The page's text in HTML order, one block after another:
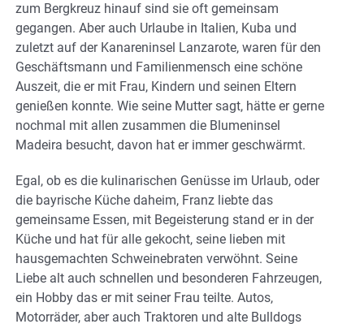
zum Bergkreuz hinauf sind sie oft gemeinsam
gegangen. Aber auch Urlaube in Italien, Kuba und
zuletzt auf der Kanareninsel Lanzarote, waren für den
Geschäftsmann und Familienmensch eine schöne
Auszeit, die er mit Frau, Kindern und seinen Eltern
genießen konnte. Wie seine Mutter sagt, hätte er gerne
nochmal mit allen zusammen die Blumeninsel
Madeira besucht, davon hat er immer geschwärmt.
Egal, ob es die kulinarischen Genüsse im Urlaub, oder
die bayrische Küche daheim, Franz liebte das
gemeinsame Essen, mit Begeisterung stand er in der
Küche und hat für alle gekocht, seine lieben mit
hausgemachten Schweinebraten verwöhnt. Seine
Liebe alt auch schnellen und besonderen Fahrzeugen,
ein Hobby das er mit seiner Frau teilte. Autos,
Motorräder, aber auch Traktoren und alte Bulldogs